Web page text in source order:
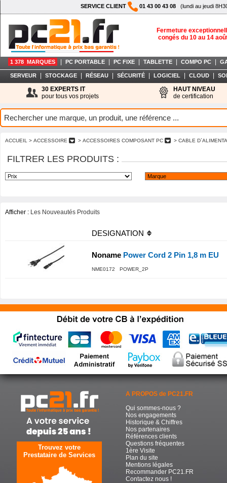
SERVICE CLIENT 01 43 00 43 08 (lundi au jeudi
Fermeture
congés du 10 au 14
1 378 MARQUES PC PORTABLE PC FIXE TABLETTE COMPO PC
SERVEUR STOCKAGE RÉSEAU SÉCURITÉ LOGICIEL CLOUD
30 EXPERTS IT
pour tous vos projets
HAUT NIVEAU
de certification
ACCUEIL > ACCESSOIRE > ACCESSOIRES COMPOSANT PC > CABLE
FILTRER LES PRODUITS :
Afficher : Les Nouveautés Produits
DESIGNATION
Noname Power Cord 2 Pin 1,8 m EU
NME0172 POWER_2P
Trouvez votre
Prestataire de Services
A PROPOS de PC21.FR
Qui sommes-nous ?
Nos engagements
Historique & Chiffres
Nos partenaires
Références clients
Questions fréquentes
1ère Visite
Plan du site
Mentions légales
Recommander PC21.FR
Contactez nous !